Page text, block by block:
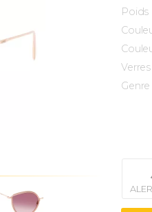
Poids
Genre